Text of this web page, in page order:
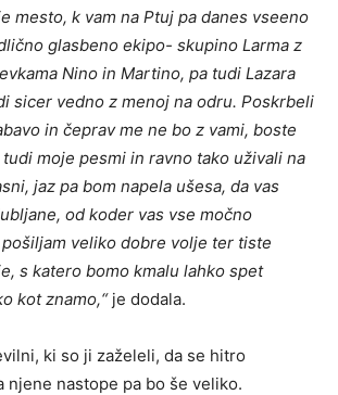
mesto, k vam na Ptuj pa danes vseeno
glasbeno ekipo- skupino Larma z
Nino in Martino, pa tudi Lazara
sicer vedno z menoj na odru. Poskrbeli
in čeprav me ne bo z vami, boste
moje pesmi in ravno tako uživali na
jaz pa bom napela ušesa, da vas
od koder vas vse močno
veliko dobre volje ter tiste
s katero bomo kmalu lahko spet
kot znamo,“je dodala.
ki so ji zaželeli, da se hitro
njene nastope pa bo še veliko.